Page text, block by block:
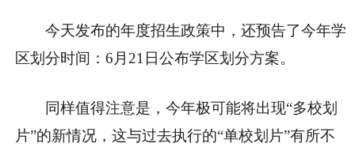
今天发布的年度招生政策中，还预告了今年学
区划分时间： 6月21日公布学区划分方案。
同样值得注意是，今年极可能将出现“多校划
片”的新情况，这与过去执行的“单校划片”有所不